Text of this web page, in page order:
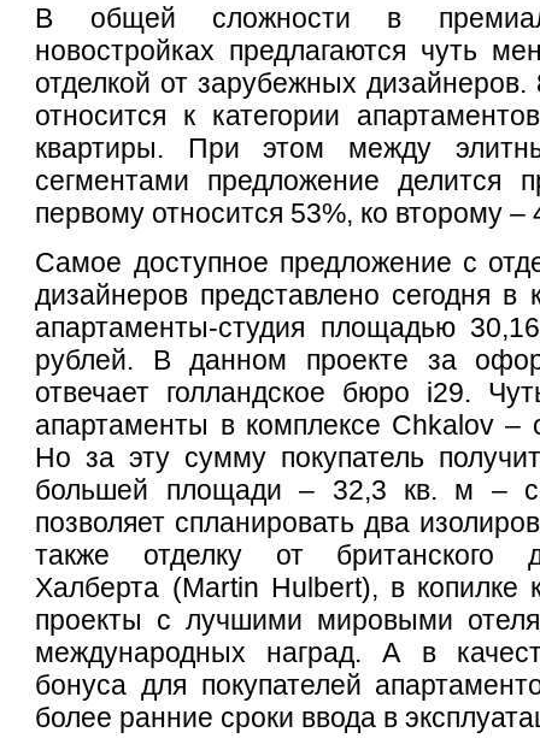
В общей сложности в
новостройках предлагаются чуть
отделкой от зарубежных дизайнеров.
относится к категории
квартиры. При этом между
сегментами предложение делится
первому относится 53%, ко второму –
Самое доступное предложение с
дизайнеров представлено сегодня в
апартаменты-студия площадью
рублей. В данном проекте за
отвечает голландское бюро i29.
апартаменты в комплексе Chkalov –
Но за эту сумму покупатель
большей площади – 32,3 кв. м ­– с
позволяет спланировать два
также отделку от британского
Халберта (Martin Hulbert), в копилке
проекты с лучшими мировыми
международных наград. А в
бонуса для покупателей
более ранние сроки ввода в